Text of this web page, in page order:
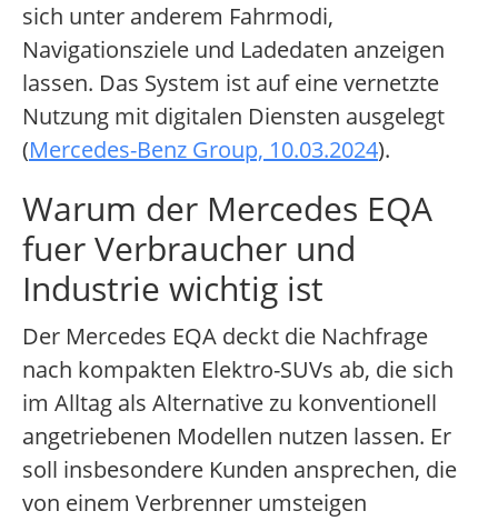
sich unter anderem Fahrmodi,
Navigationsziele und Ladedaten anzeigen
lassen. Das System ist auf eine vernetzte
Nutzung mit digitalen Diensten ausgelegt
(Mercedes-Benz Group, 10.03.2024).
Warum der Mercedes EQA
fuer Verbraucher und
Industrie wichtig ist
Der Mercedes EQA deckt die Nachfrage
nach kompakten Elektro-SUVs ab, die sich
im Alltag als Alternative zu konventionell
angetriebenen Modellen nutzen lassen. Er
soll insbesondere Kunden ansprechen, die
von einem Verbrenner umsteigen